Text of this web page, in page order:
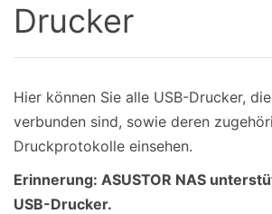
Drucker
Hier können Sie alle USB-Drucker,
verbunden sind, sowie deren
Druckprotokolle einsehen.
Erinnerung: ASUSTOR NAS
USB-Drucker.